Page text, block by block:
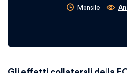
Mensile